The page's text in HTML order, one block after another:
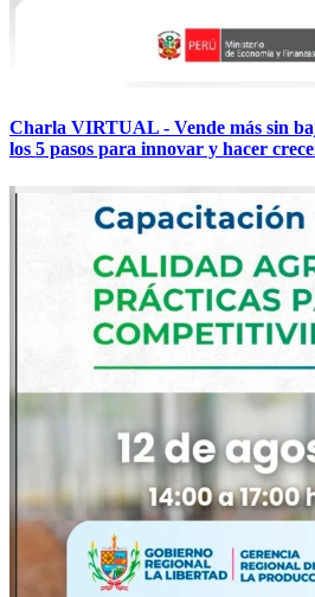
Charla VIRTUAL - Vende más sin
los 5 pasos para innovar y hacer